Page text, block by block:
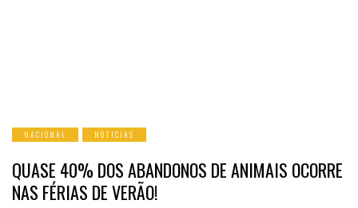
NACIONAL NOTICIAS
QUASE 40% DOS ABANDONOS DE ANIMAIS OCORRE
NAS FÉRIAS DE VERÃO!